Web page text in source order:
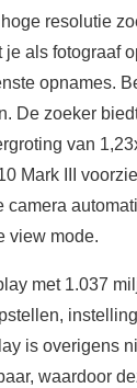
resolutie
als fotograaf
opnames.
De zoeker
van
Mark III
camera
view mode.
met 1.037
is overigens
waardoor